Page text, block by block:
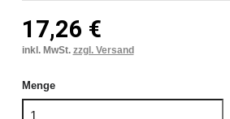
17,26 €
inkl. MwSt. zzgl. Versand
Menge